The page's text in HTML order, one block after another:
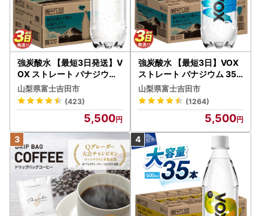
強炭酸水 【最短3日発送】V
OX ストレート バナジウム
強炭酸水 35本 500ml ラベ
ルレス【富士吉田市限定カ
ートン】 炭酸
山梨県富士吉田市
(423)
5,500
強炭酸水 【最短3日】VOX
ストレート バナジウム 35
本 500ml 【富士吉田市限
定カートン】炭酸
山梨県富士吉田市
(1264)
5,500